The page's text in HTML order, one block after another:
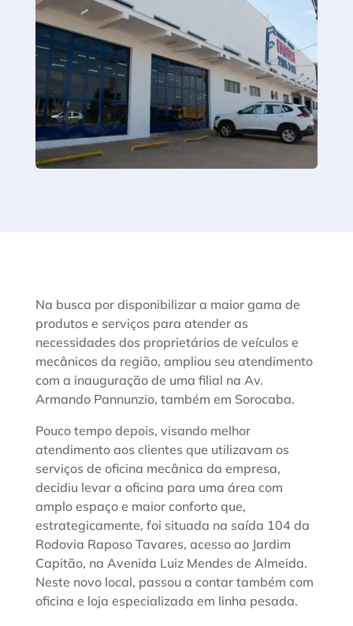
Na busca por disponibilizar a maior gama de
produtos e serviços para atender as
necessidades dos proprietários de veículos e
mecânicos da região, ampliou seu atendimento
com a inauguração de uma filial na Av.
Armando Pannunzio, também em Sorocaba.
Pouco tempo depois, visando melhor
atendimento aos clientes que utilizavam os
serviços de oficina mecânica da empresa,
decidiu levar a oficina para uma área com
amplo espaço e maior conforto que,
estrategicamente, foi situada na saída 104 da
Rodovia Raposo Tavares, acesso ao Jardim
Capitão, na Avenida Luiz Mendes de Almeida.
Neste novo local, passou a contar também com
oficina e loja especializada em linha pesada.